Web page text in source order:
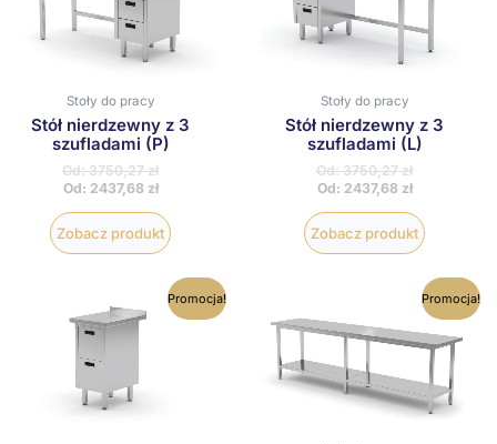
Stoły do pracy
Stół nierdzewny z 3
szufladami (P)
Od:3750,27zł
Od: 2437,68 zł
Zobacz produkt
można
produktu
Stoły do pracy
Stół nierdzewny z 3
szufladami (L)
Od:3750,27zł
Od: 2437,68 zł
Zobacz produkt
Opcje
można
produktu
Promocja!
Ten
produkt
Promocja!
Ten
produkt
wiele
Opcje
można